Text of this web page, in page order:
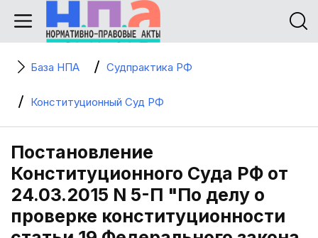
База НПА Судпрактика РФ
Конституционный Суд РФ
Постановление
Конституционного Суда РФ от
24.03.2015 N 5-П "По делу о
проверке конституционности